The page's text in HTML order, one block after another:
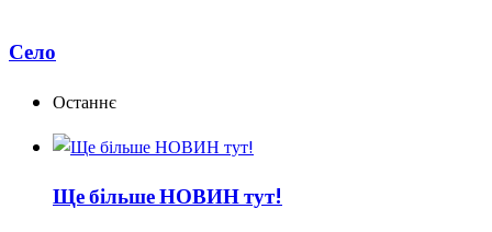
Село
Останнє
Ще більше НОВИН тут!